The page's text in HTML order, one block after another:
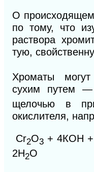
O
по тому, что
раствора
тую,
Хроматы
сухим путем
щелочью в
окислителя,
Сr2O3+ 4КОН +
2Н2O